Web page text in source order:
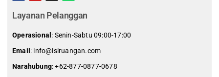
Layanan Pelanggan
Operasional : Senin-Sabtu 09:00-17:00
Email : info@isiruangan.com
Narahubung:+62-877-0877-0678